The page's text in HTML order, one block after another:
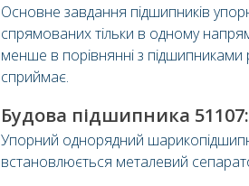
Основне завдання підшипників
спрямованих тільки в одному
менше в порівнянні з підшипниками
сприймає.
Будова підшипника 51107:
Упорний однорядний
встановлюється металевий